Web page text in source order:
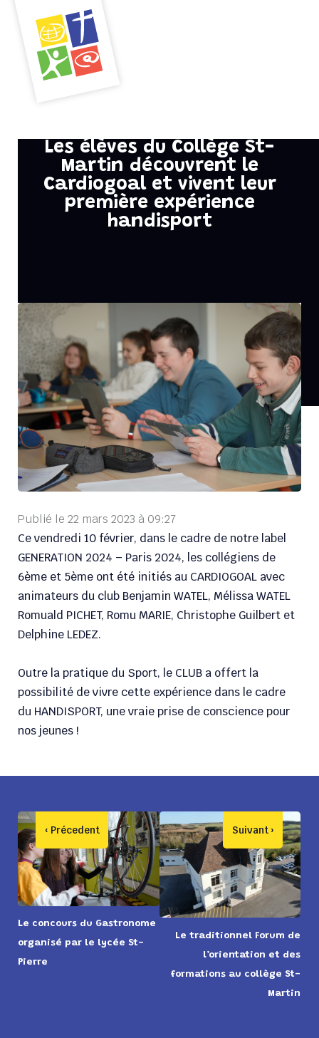
Les élèves du Collège St-
Martin découvrent le
Cardiogoal et vivent leur
première expérience
handisport
Publié le 22 mars 2023 à 09:27
Ce vendredi 10 février, dans le cadre de notre label
GENERATION 2024 – Paris 2024, les collégiens de
6ème et 5ème ont été initiés au CARDIOGOAL avec
animateurs du club Benjamin WATEL, Mélissa WATEL
Romuald PICHET, Romu MARIE, Christophe Guilbert et
Delphine LEDEZ.
Outre la pratique du Sport, le CLUB a offert la
possibilité de vivre cette expérience dans le cadre
du HANDISPORT, une vraie prise de conscience pour
nos jeunes !
Le concours du Gastronome
organisé par le lycée St-
Pierre
Le traditionnel Forum de
l’orientation et des
formations au collège St-
Martin